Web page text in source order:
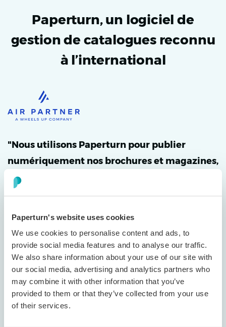
Paperturn's website uses cookies
We use cookies to personalise content and ads, to
provide social media features and to analyse our traffic.
We also share information about your use of our site with
our social media, advertising and analytics partners who
may combine it with other information that you’ve
provided to them or that they’ve collected from your use
of their services.
Paperturn, un logiciel de
gestion de catalogues reconnu
à l’international
"Nous utilisons Paperturn pour publier
numériquement nos brochures et magazines,
et l’expérience a été tout simplement
exceptionnelle. C’est un outil puissant qui
Dan Cuomo
VP of Marketing